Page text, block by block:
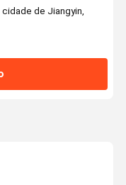
de Jiangyin,